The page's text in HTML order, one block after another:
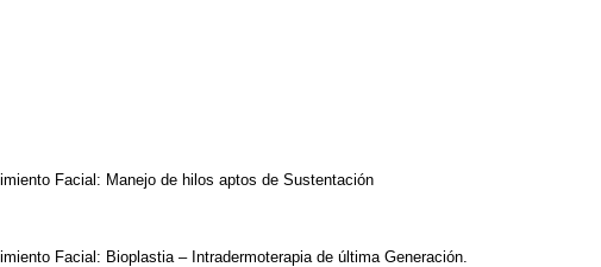
Facial: Manejo de hilos aptos de Sustentación
Facial: Bioplastia – Intradermoterapia de última Generación.